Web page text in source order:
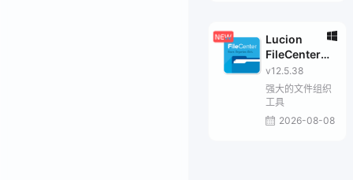
Lucion
FileCenter
Suite
v12.5.38
强大的文件组织
工具
2026-08-08